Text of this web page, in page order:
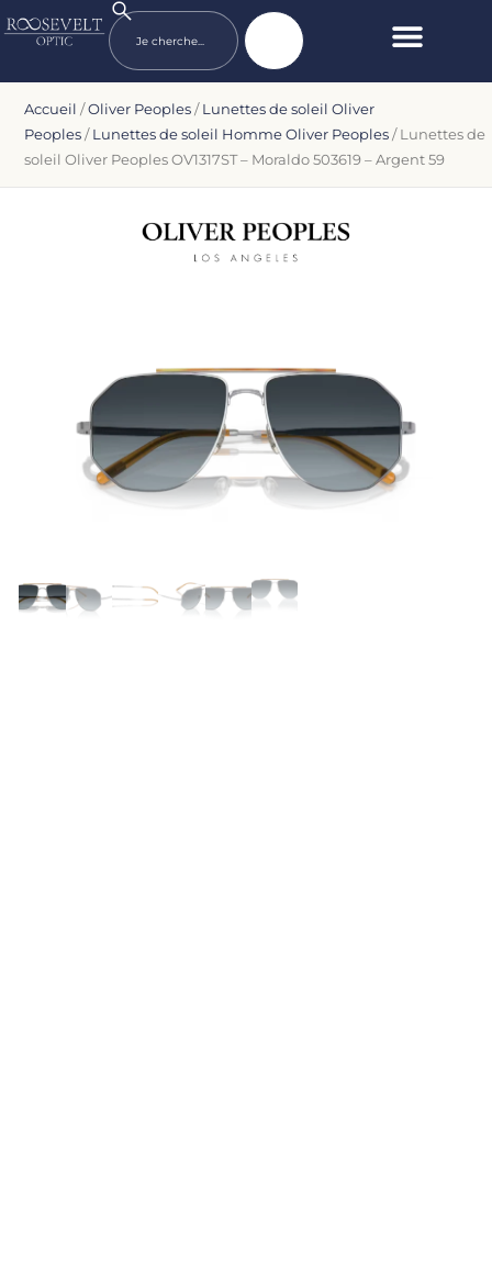
Accueil /Oliver Peoples/Lunettes de soleil Oliver
Peoples/Lunettes de soleil Homme Oliver Peoples/ Lunettes de
soleil Oliver Peoples OV1317ST – Moraldo 503619 – Argent 59